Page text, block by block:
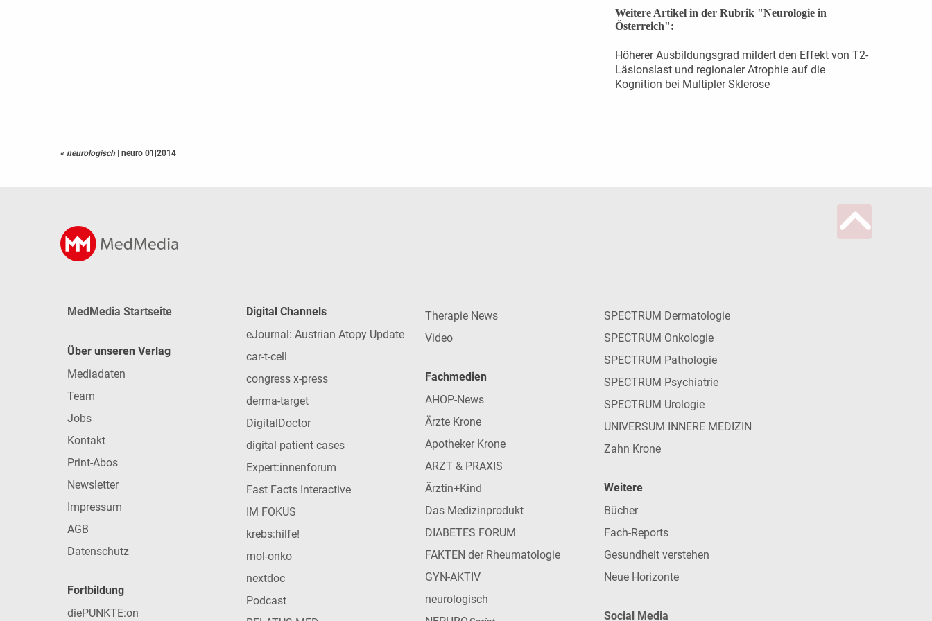
Weitere Artikel in der Rubrik "Neurologie in
Österreich":
Höherer Ausbildungsgrad mildert den Effekt von T2-
Läsionslast und regionaler Atrophie auf die
Kognition bei Multipler Sklerose
« neurologisch | neuro 01|2014
MedMedia Startseite
Über unseren Verlag
Mediadaten
Team
Jobs
Kontakt
Print-Abos
Newsletter
Impressum
AGB
Datenschutz
Fortbildung
diePUNKTE:on
Digital Channels
eJournal: Austrian Atopy Update
car-t-cell
congress x-press
derma-target
DigitalDoctor
digital patient cases
Expert:innenforum
Fast Facts Interactive
IM FOKUS
krebs:hilfe!
mol-onko
nextdoc
Podcast
Therapie News
Video
Fachmedien
AHOP-News
Ärzte Krone
Apotheker Krone
ARZT & PRAXIS
Ärztin+Kind
Das Medizinprodukt
DIABETES FORUM
FAKTEN der Rheumatologie
GYN-AKTIV
neurologisch
SPECTRUM Dermatologie
SPECTRUM Onkologie
SPECTRUM Pathologie
SPECTRUM Psychiatrie
SPECTRUM Urologie
UNIVERSUM INNERE MEDIZIN
Zahn Krone
Weitere
Bücher
Fach-Reports
Gesundheit verstehen
Neue Horizonte
Social Media